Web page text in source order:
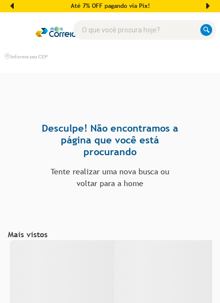
Até 7% OFF pagando via Pix!
Informe seu CEP
Desculpe! Não encontramos a
página que você está
procurando
Tente realizar uma nova busca ou
voltar para a home
Mais vistos